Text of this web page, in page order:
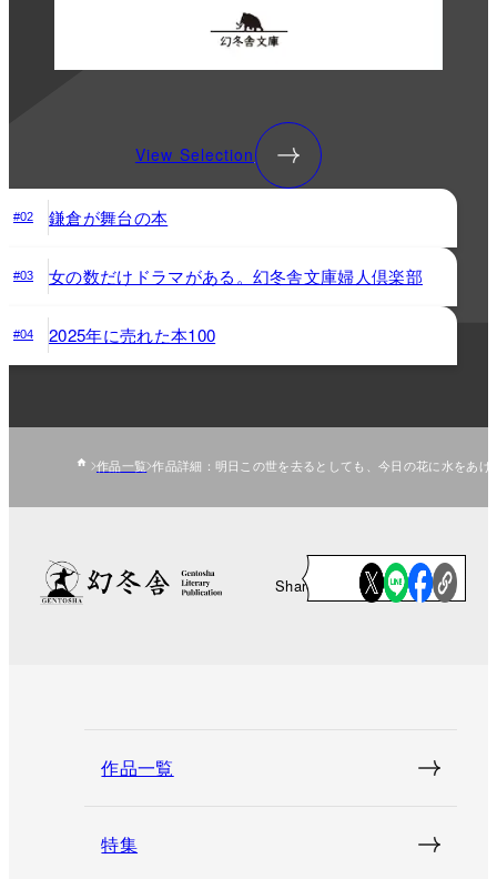
View Selection
#02 鎌倉が舞台の本
#03 女の数だけドラマがある。幻冬舎文庫婦人倶楽部
#04 2025年に売れた本100
作品一覧 作品詳細：明日この世を去るとしても、今日の花に水をあげ
Share
作品一覧
特集